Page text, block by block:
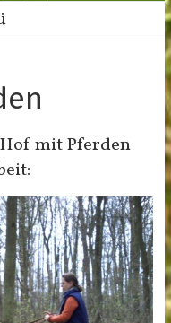
mit Pferden